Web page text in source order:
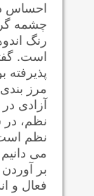
احساس
چشمه
رنگ
است.
مرز
آزادی
نظم، در
نظم
می
بر
فعال و